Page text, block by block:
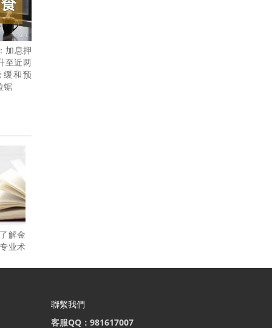
加息押
至近两
和预
锯
解金
业术
聯繫我們
客服QQ：981617007